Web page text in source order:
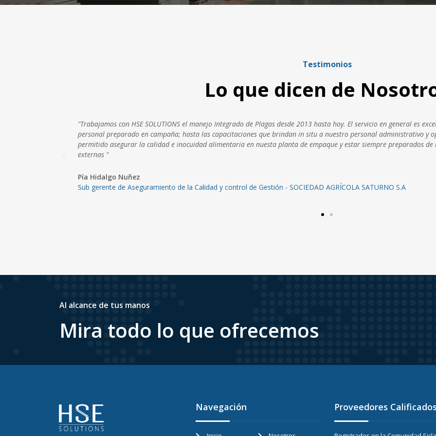
Testimonios
Lo que dicen de
"Nuestra experiencia con HSE SOLUCTIONS fue totalmente satisfactoria. En todo momento se preocuaron por
a nuestros plazos . Demuestran profesionalismo y compromiso en todo momento, algo que les distingue de la
sus clientes y lo transmiten en la gestión de cada servicios que hemos solicitado"
Jefe de serguridad - SAPE DEVELOPMENT PERU
Al alcance de tus manos
Mira todo lo que ofrecemos
Navegación Proveedores Calificados